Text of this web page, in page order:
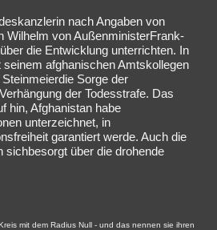
nach Angaben von
Wilhelm von AußenministerFrank-
die Entwicklung unterrichten. In
afghanischen Amtskollegen
Sorge der
der Todesstrafe. Das
hin, Afghanistan habe
unterzeichnet, in
garantiert werde. Auch die
sichbesorgt über die drohende
mit dem Radius Null - und das nennen sie ihren